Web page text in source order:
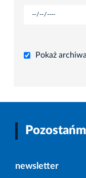
Pokaż
newsletter